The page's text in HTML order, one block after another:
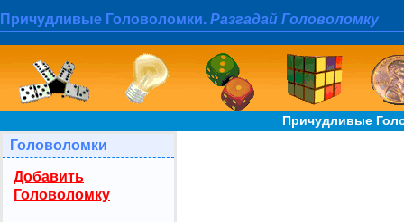
Причудливые Головоломки. Разгадай Головоломку
Причудливые
Головоломки
Добавить
Головоломку